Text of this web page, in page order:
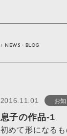
/ NEWS・BLOG
2016.11.01 お
息子の作品-1
初めて形になる